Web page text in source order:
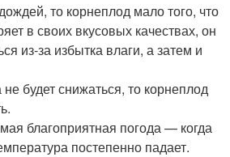
то корнеплод мало того, что
в своих вкусовых качествах, он
из-за избытка влаги, а затем и
будет снижаться, то корнеплод
благоприятная погода — когда
постепенно падает.